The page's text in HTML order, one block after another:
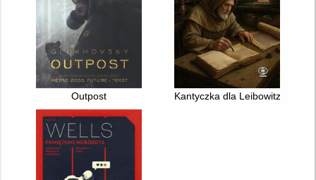
Outpost Kantyczka dla Leibowitza